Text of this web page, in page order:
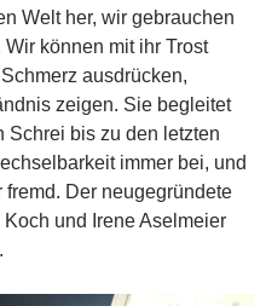
Welt her, wir gebrauchen
können mit ihr Trost
ausdrücken,
zeigen. Sie begleitet
Schrei bis zu den letzten
immer bei, und
Der neugegründete
und Irene Aselmeier